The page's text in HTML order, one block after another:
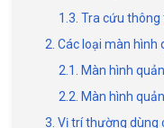
1.3. Tra cứu thông
2. Các loại màn hình
2.1. Màn hình
2.2. Màn hình
3. Vị trí thường dùng